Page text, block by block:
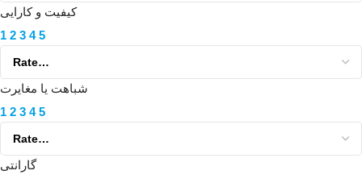
کیفیت و کارایی
1 2 3 4 5
شباهت یا مغایرت
1 2 3 4 5
گارانتی